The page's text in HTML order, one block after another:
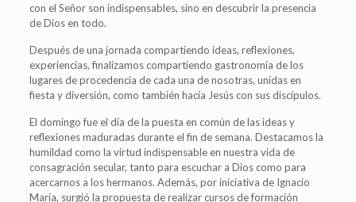
con el Señor son indispensables, sino en descubrir la presencia
de Dios en todo.
Después de una jornada compartiendo ideas, reflexiones,
experiencias, finalizamos compartiendo gastronomía de los
lugares de procedencia de cada una de nosotras, unidas en
fiesta y diversión, como también hacía Jesús con sus discípulos.
El domingo fue el día de la puesta en común de las ideas y
reflexiones maduradas durante el fin de semana. Destacamos la
humildad como la virtud indispensable en nuestra vida de
consagración secular, tanto para escuchar a Dios como para
acercarnos a los hermanos. Además, por iniciativa de Ignacio
María, surgió la propuesta de realizar cursos de formación